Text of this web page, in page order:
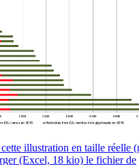
illustration en taille réelle
(Excel, 18 kio) le fichier de